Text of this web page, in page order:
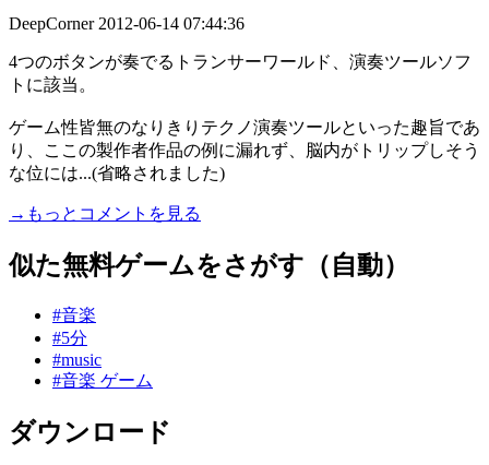
DeepCorner 2012-06-14 07:44:36
4つのボタンが奏でるトランサーワールド、演奏ツールソフ
トに該当。
ゲーム性皆無のなりきりテクノ演奏ツールといった趣旨であ
り、ここの製作者作品の例に漏れず、脳内がトリップしそう
な位には...(省略されました)
→もっとコメントを見る
似た無料ゲームをさがす（自動）
#音楽
#5分
#music
#音楽 ゲーム
ダウンロード